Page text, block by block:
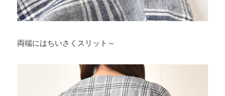
両端にはちいさくスリット～